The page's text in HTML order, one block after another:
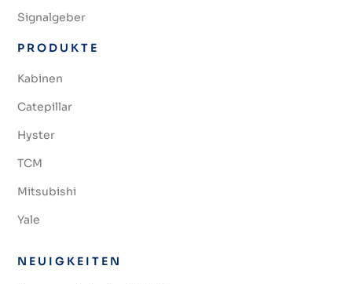
Signalgeber
PRODUKTE
Kabinen
Catepillar
Hyster
TCM
Mitsubishi
Yale
NEUIGKEITEN